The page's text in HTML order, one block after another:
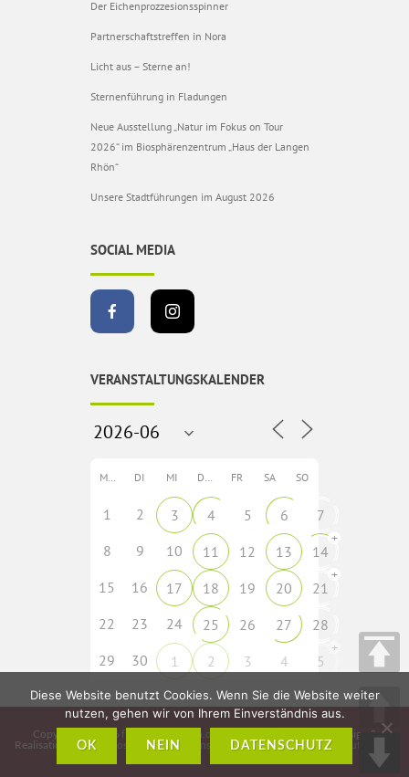
Der Eichenprozzesionsspinner
Partnerschaftstreffen in Nora
Licht aus – Sterne an!
Sternenführung in Fladungen
Neue Ausstellung „Natur im Fokus on Tour
2026“ im Biosphärenzentrum „Haus der Langen
Rhön“
Unsere Stadtführungen im August 2026
SOCIAL MEDIA
VERANSTALTUNGSKALENDER
MO DI MI DO FR SA SO
1 2 3 4 5 6
7
8
9 10 11 12 13 14
+
15 16 17 18 19 20 21
+
22 23 24 25 26 27
28
29
30 1 2 3 4 5
+
Copyright © 2026 fladungen-rhoen.de
• Idee, Konzeption, Webdesign &
Realisation:
CMS – Cross Media Solutions GmbH – www.crossmediasolutions.de
Diese Website benutzt Cookies. Wenn Sie die Website weiter
nutzen, gehen wir von Ihrem Einverständnis aus.
OK NEIN DATENSCHUTZ